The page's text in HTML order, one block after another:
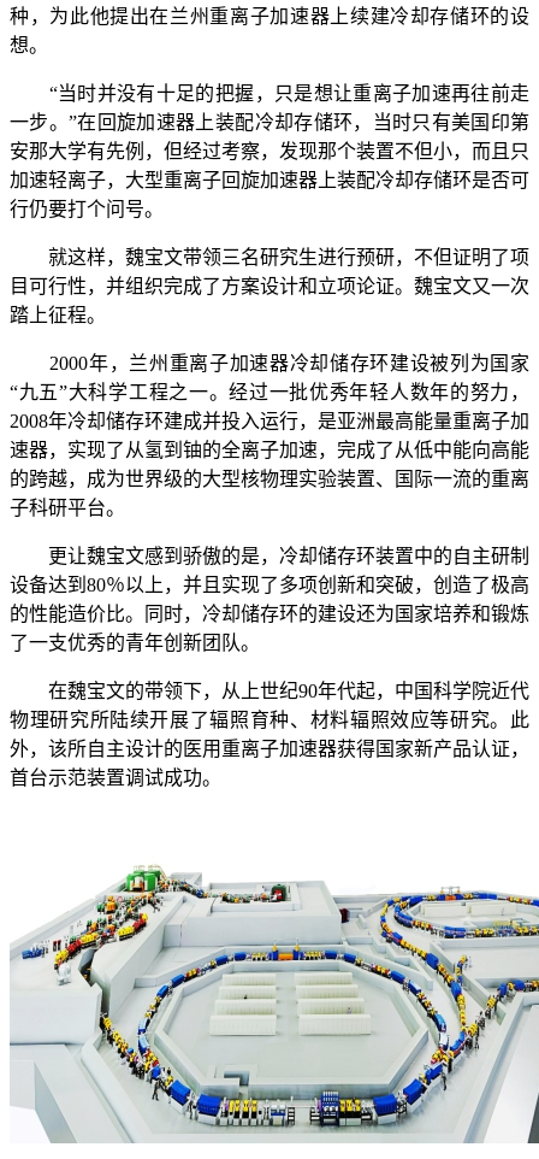
种，为此他提出在兰州重离子加速器上续建冷却存储环的设
想。
“当时并没有十足的把握，只是想让重离子加速再往前走
一步。”在回旋加速器上装配冷却存储环，当时只有美国印第
安那大学有先例，但经过考察，发现那个装置不但小，而且只
加速轻离子，大型重离子回旋加速器上装配冷却存储环是否可
行仍要打个问号。
就这样，魏宝文带领三名研究生进行预研，不但证明了项
目可行性，并组织完成了方案设计和立项论证。魏宝文又一次
踏上征程。
2000年，兰州重离子加速器冷却储存环建设被列为国家
“九五”大科学工程之一。经过一批优秀年轻人数年的努力，
2008年冷却储存环建成并投入运行，是亚洲最高能量重离子加
速器，实现了从氢到铀的全离子加速，完成了从低中能向高能
的跨越，成为世界级的大型核物理实验装置、国际一流的重离
子科研平台。
更让魏宝文感到骄傲的是，冷却储存环装置中的自主研制
设备达到 80％以上，并且实现了多项创新和突破，创造了极高
的性能造价比。同时，冷却储存环的建设还为国家培养和锻炼
了一支优秀的青年创新团队。
在魏宝文的带领下，从上世纪90年代起，中国科学院近代
物理研究所陆续开展了辐照育种、材料辐照效应等研究。此
外，该所自主设计的医用重离子加速器获得国家新产品认证，
首台示范装置调试成功。